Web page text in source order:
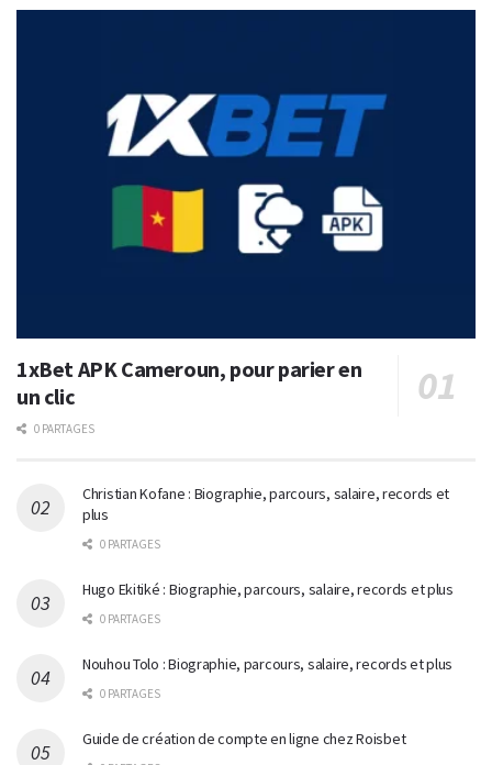
1xBet APK Cameroun, pour parier en
un clic
0 PARTAGES
Christian Kofane : Biographie, parcours, salaire, records et
plus
0 PARTAGES
Hugo Ekitiké : Biographie, parcours, salaire, records et plus
0 PARTAGES
Nouhou Tolo : Biographie, parcours, salaire, records et plus
0 PARTAGES
Guide de création de compte en ligne chez Roisbet